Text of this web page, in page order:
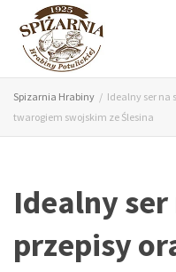
Spizarnia Hrabiny
Idealny ser na
twarogiem swojskim ze Ślesina
Idealny ser
przepisy